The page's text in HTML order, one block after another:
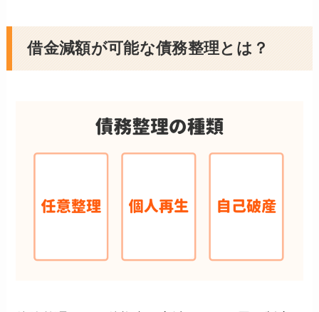
借金減額が可能な債務整理とは？